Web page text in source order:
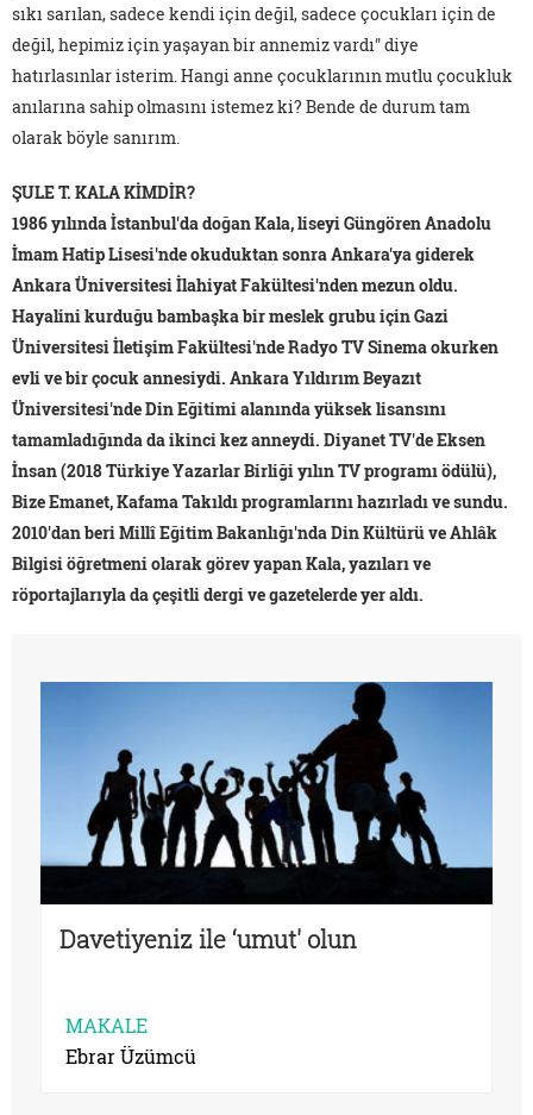
sıkı sarılan, sadece kendi için değil, sadece çocukları için de
değil, hepimiz için yaşayan bir annemiz vardı" diye
hatırlasınlar isterim. Hangi anne çocuklarının mutlu çocukluk
anılarına sahip olmasını istemez ki? Bende de durum tam
olarak böyle sanırım.
ŞULE T. KALA KİMDİR?
1986 yılında İstanbul'da doğan Kala, liseyi Güngören Anadolu
İmam Hatip Lisesi'nde okuduktan sonra Ankara'ya giderek
Ankara Üniversitesi İlahiyat Fakültesi'nden mezun oldu.
Hayalini kurduğu bambaşka bir meslek grubu için Gazi
Üniversitesi İletişim Fakültesi'nde Radyo TV Sinema okurken
evli ve bir çocuk annesiydi. Ankara Yıldırım Beyazıt
Üniversitesi'nde Din Eğitimi alanında yüksek lisansını
tamamladığında da ikinci kez anneydi. Diyanet TV'de Eksen
İnsan (2018 Türkiye Yazarlar Birliği yılın TV programı ödülü),
Bize Emanet, Kafama Takıldı programlarını hazırladı ve sundu.
2010'dan beri Millî Eğitim Bakanlığı'nda Din Kültürü ve Ahlâk
Bilgisi öğretmeni olarak görev yapan Kala, yazıları ve
röportajlarıyla da çeşitli dergi ve gazetelerde yer aldı.
Davetiyeniz ile ‘umut' olun
MAKALE
Ebrar Üzümcü